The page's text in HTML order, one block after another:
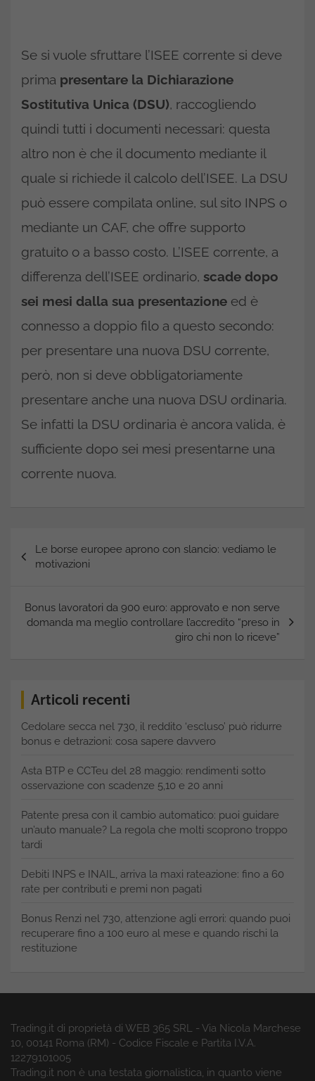
Se si vuole sfruttare l’ISEE corrente si deve
prima presentare la Dichiarazione
Sostitutiva Unica (DSU), raccogliendo
quindi tutti i documenti necessari: questa
altro non è che il documento mediante il
quale si richiede il calcolo dell’ISEE. La DSU
può essere compilata online, sul sito INPS o
mediante un CAF, che offre supporto
gratuito o a basso costo. L’ISEE corrente, a
differenza dell’ISEE ordinario, scade dopo
sei mesi dalla sua presentazione ed è
connesso a doppio filo a questo secondo:
per presentare una nuova DSU corrente,
però, non si deve obbligatoriamente
presentare anche una nuova DSU ordinaria.
Se infatti la DSU ordinaria è ancora valida, è
sufficiente dopo sei mesi presentarne una
corrente nuova.
articoli
Le borse europee aprono con slancio: vediamo le
motivazioni
Bonus lavoratori da 900 euro: approvato e non serve
domanda ma meglio controllare l’accredito “preso in
giro chi non lo riceve”
Articoli recenti
Cedolare secca nel 730, il reddito ‘escluso’ può ridurre
bonus e detrazioni: cosa sapere davvero
Asta BTP e CCTeu del 28 maggio: rendimenti sotto
osservazione con scadenze 5,10 e 20 anni
Patente presa con il cambio automatico: puoi guidare
un’auto manuale? La regola che molti scoprono troppo
tardi
Debiti INPS e INAIL, arriva la maxi rateazione: fino a 60
rate per contributi e premi non pagati
Bonus Renzi nel 730, attenzione agli errori: quando puoi
recuperare fino a 100 euro al mese e quando rischi la
restituzione
Trading.it di proprietà di WEB 365 SRL - Via Nicola Marchese
10, 00141 Roma (RM) - Codice Fiscale e Partita I.V.A.
12279101005
Trading.it non è una testata giornalistica, in quanto viene